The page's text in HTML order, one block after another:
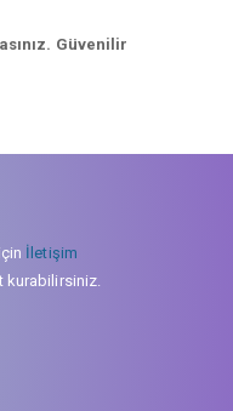
Güvenilir
İletişim
kurabilirsiniz.